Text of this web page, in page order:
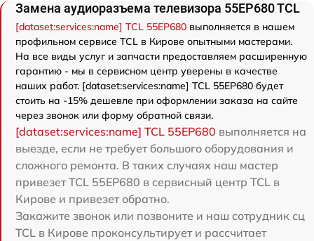
Замена аудиоразъема телевизора 55EP680 TCL
[dataset:services:name] TCL 55EP680 выполняется в нашем
профильном сервисе TCL в Кирове опытными мастерами.
На все виды услуг и запчасти предоставляем расширенную
гарантию - мы в сервисном центр уверены в качестве
наших работ. [dataset:services:name] TCL 55EP680 будет
стоить на -15% дешевле при оформлении заказа на сайте
через звонок или форму обратной связи.
[dataset:services:name] TCL 55EP680 выполняется на
выезде, если не требует большого оборудования и
сложного ремонта. В таких случаях наш мастер
привезет TCL 55EP680 в сервисный центр TCL в
Кирове и привезет обратно.
Закажите звонок или позвоните и наш сотрудник сц
TCL в Кирове проконсультирует и рассчитает